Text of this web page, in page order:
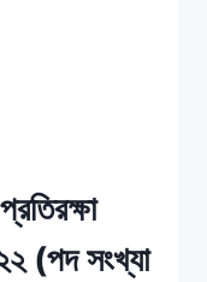
(পদ সংখ্যা